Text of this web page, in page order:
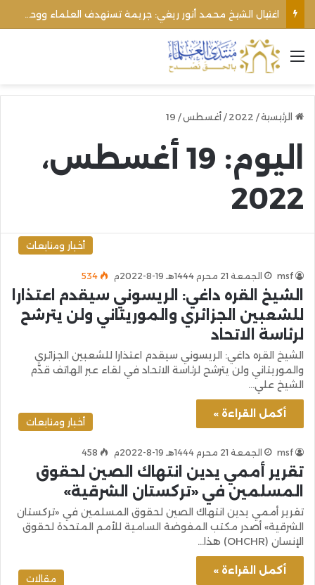
القائمة
الرئيسية/
2022
/ أغسطس/
19
اليوم:
19 أغسطس،
2022
أخبار ومتابعات
msf الجمعة 21 محرم 1444هـ 19-8-2022م 534
الشيخ القره داغي: الريسوني سيقدم اعتذارا
للشعبين الجزائري والموريتاني ولن يترشح
لرئاسة الاتحاد
الشيخ القره داغي: الريسوني سيقدم اعتذارا للشعبين الجزائري
والموريتاني ولن يترشح لرئاسة الاتحاد في لقاء عبر الهاتف قدّم
الشيخ علي…
أكمل القراءة »
أخبار ومتابعات
msf الجمعة 21 محرم 1444هـ 19-8-2022م 458
تقرير أممي يدين انتهاك الصين لحقوق
المسلمين في «تركستان الشرقية»
تقرير أممي يدين انتهاك الصين لحقوق المسلمين في «تركستان
الشرقية» أصدر مكتب المفوضة السامية للأمم المتحدة لحقوق
الإنسان (OHCHR) هذا…
أكمل القراءة »
مقالات